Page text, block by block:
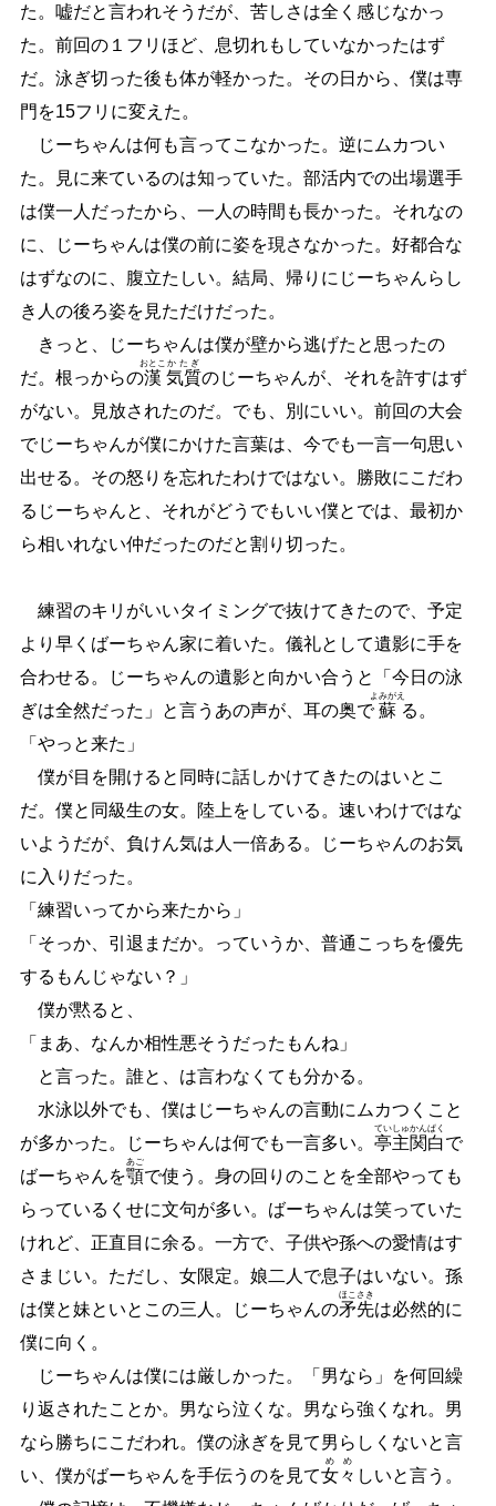
た。嘘だと言われそうだが、苦しさは全く感じなかっ
た。前回の１フリほど、息切れもしていなかったはず
だ。泳ぎ切った後も体が軽かった。その日から、僕は専
門を15フリに変えた。
じーちゃんは何も言ってこなかった。逆にムカつい
た。見に来ているのは知っていた。部活内での出場選手
は僕一人だったから、一人の時間も長かった。それなの
に、じーちゃんは僕の前に姿を現さなかった。好都合な
はずなのに、腹立たしい。結局、帰りにじーちゃんらし
き人の後ろ姿を見ただけだった。
きっと、じーちゃんは僕が壁から逃げたと思ったの
だ。根っからの漢
おとこ
気質
かたぎ
のじーちゃんが、それを許すはず
がない。見放されたのだ。でも、別にいい。前回の大会
でじーちゃんが僕にかけた言葉は、今でも一言一句思い
出せる。その怒りを忘れたわけではない。勝敗にこだわ
るじーちゃんと、それがどうでもいい僕とでは、最初か
ら相いれない仲だったのだと割り切った。
練習のキリがいいタイミングで抜けてきたので、予定
より早くばーちゃん家に着いた。儀礼として遺影に手を
合わせる。じーちゃんの遺影と向かい合うと「今日の泳
ぎは全然だった」と言うあの声が、耳の奥で 蘇
よみがえ
る。
「やっと来た」
僕が目を開けると同時に話しかけてきたのはいとこ
だ。僕と同級生の女。陸上をしている。速いわけではな
いようだが、負けん気は人一倍ある。じーちゃんのお気
に入りだった。
「練習いってから来たから」
「そっか、引退まだか。っていうか、普通こっちを優先
するもんじゃない？」
僕が黙ると、
「まあ、なんか相性悪そうだったもんね」
と言った。誰と、は言わなくても分かる。
水泳以外でも、僕はじーちゃんの言動にムカつくこと
が多かった。じーちゃんは何でも一言多い。 亭
てい
主
しゅ
関
かん
白
ぱく
で
ばーちゃんを顎
あご
で使う。身の回りのことを全部やっても
らっているくせに文句が多い。ばーちゃんは笑っていた
けれど、正直目に余る。一方で、子供や孫への愛情はす
さまじい。ただし、女限定。娘二人で息子はいない。孫
は僕と妹といとこの三人。じーちゃんの矛
ほこ
先
さき
は必然的に
僕に向く。
じーちゃんは僕には厳しかった。「男なら」を何回繰
り返されたことか。男なら泣くな。男なら強くなれ。男
なら勝ちにこだわれ。僕の泳ぎを見て男らしくないと言
い、僕がばーちゃんを手伝うのを見て女々
めめ
しいと言う。